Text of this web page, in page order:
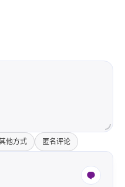
他方式 匿名评论